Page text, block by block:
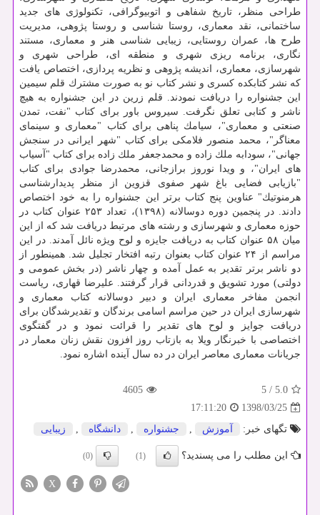
طراحی منظر، تاریخ شفاهی و اتوبیوگرافی، تكنولوژی های جدید
ساختمانی، نقد معماری، روستا شناسی و روستا پژوهی، مدیریت
طرح ها، عمران روستایی، زیبایی شناسی هنر و معماری، مستند
نگاری، برنامه ریزی شهری و منطقه ای، طراحی شهری و
شهرسازی، معماری، اندیشه پژوهی و نظریه پردازی، اختصاص یافت
كه نشر كتابكده كسری و نشر كتاب نو به صورت مشترك قلم سیمین
این جشنواره را دریافت نمودند. قلم زرین در این جشنواره به هیچ
ناشر و كتابی تعلق نگرفت. سیروس باور برای كتاب "نفت، تمدن
صنعتی و معماری"، سیامك پناهی برای كتاب "معماری و سینمای
معناگر"، محمد منصور فلامكی برای كتاب "شهر ایرانی در سنجش
جهانی"، سودابه ملك زاده و محمدجعفر ملك زاده برای كتاب "آسیاب
های ایران"، و ویدا نوروز برازجانی، محمدرضا جوادی برای كتاب
"بازیابی فضایی باغ شهر صفوی قزوین از منظر پدیدارشناسی
هرمنوتیك" عناوین پنج كتاب برتر این جشنواره را به خود اختصاص
دادند. در پنجمین دوره دوسالانه (۱۳۹۸)، تعداد ۲۵۳ عنوان كتاب در
حوزه معماری و شهرسازی و رشته های مرتبط دریافت شد كه از این
میان ۵۸ عنوان كتاب به دریافت جایزه و لوح ویژه نائل آمدند. در این
مراسم از ۲۴ عنوان كتاب بعنوان رتبه افتخار تجلیل شد. همینطور از
دو ناشر برتر تقدیر به عمل آمده و چهار ناشر (در بخش عمومی و
دولتی) مورد تشویق و قدردانی قرار گرفتند. علیرضا قهاری، ریاست
انجمن مفاخر معماری ایران و دبیر دوسالانه كتاب معماری و
شهرسازی ایران در حین مراسم اسامی برندگان و تقدیرشدگان برای
دریافت جوایز و لوح های تقدیر را قرائت نمود و در گفتگوی
اختصاصی با خبرنگار ویلا به بازتاب روز افزون نقش زنان معمار در
جریانات معماری معاصر ایران در ده سال آینده اشاره نمود.
5.0
/
5
4605
1398/03/25
17:11:20
تگهای خبر:
آموزش , جشنواره , دانشگاه , زیبایی
این مطلب را می پسندید؟ (1)
(0)
X